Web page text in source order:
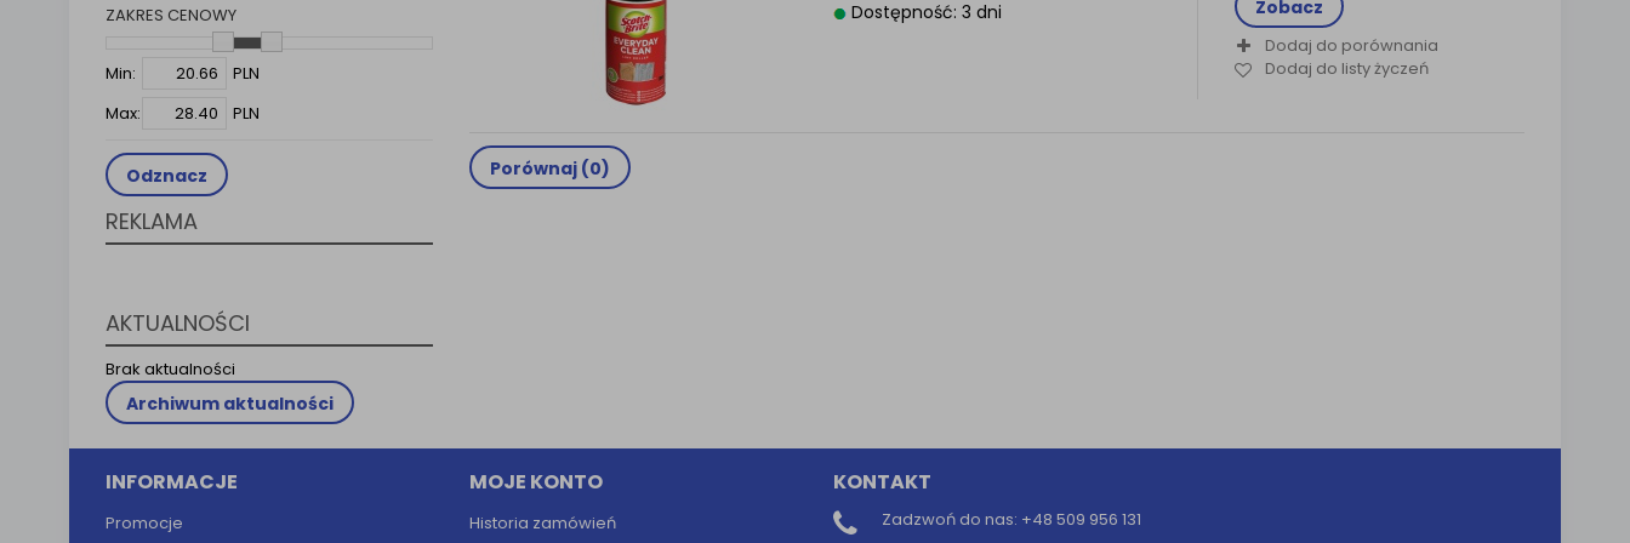
ZAKRES CENOWY
Min:
PLN
Max:
PLN
Odznacz
REKLAMA
AKTUALNOŚCI
Brak aktualności
Archiwum aktualności
Dostępność: 3 dni Zobacz
Dodaj do porównania
Dodaj do listy życzeń
Porównaj (0)
INFORMACJE
Promocje
MOJE KONTO
Historia zamówień
KONTAKT
Zadzwoń do nas: +48 509 956 131
Klauzula Informacyjna (rozwiń)
Lista Zaufanych Partnerów (rozwiń)